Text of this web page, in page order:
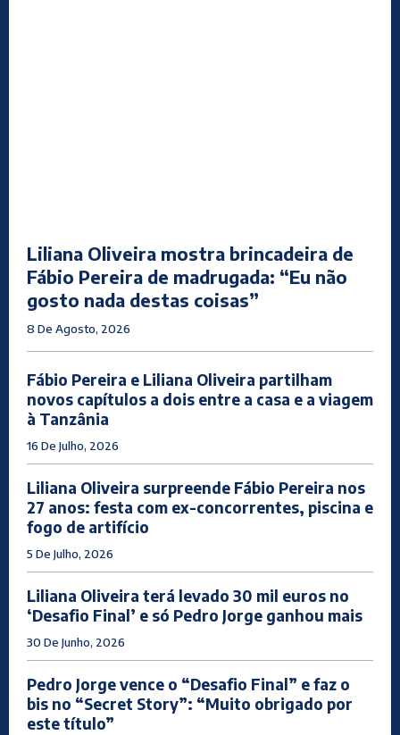
Liliana Oliveira mostra brincadeira de
Fábio Pereira de madrugada: “Eu não
gosto nada destas coisas”
8 De Agosto, 2026
Fábio Pereira e Liliana Oliveira partilham
novos capítulos a dois entre a casa e a viagem
à Tanzânia
16 De Julho, 2026
Liliana Oliveira surpreende Fábio Pereira nos
27 anos: festa com ex-concorrentes, piscina e
fogo de artifício
5 De Julho, 2026
Liliana Oliveira terá levado 30 mil euros no
‘Desafio Final’ e só Pedro Jorge ganhou mais
30 De Junho, 2026
Pedro Jorge vence o “Desafio Final” e faz o
bis no “Secret Story”: “Muito obrigado por
este título”